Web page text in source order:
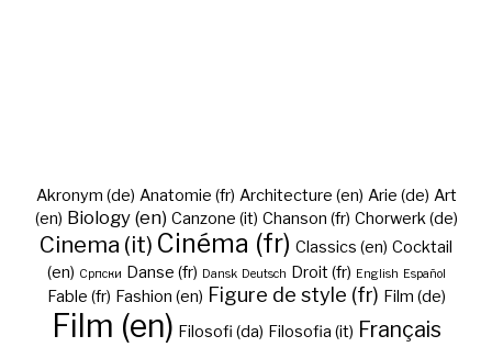
Akronym (de) Anatomie (fr) Architecture (en) Arie (de) Art
(en) Biology (en) Canzone (it) Chanson (fr) Chorwerk (de)
Cinema (it) Cinéma (fr) Classics (en) Cocktail
(en) Cрпски Danse (fr) Dansk Deutsch Droit (fr) English Español
Fable (fr) Fashion (en) Figure de style (fr) Film (de)
Film (en) Filosofi (da) Filosofia (it) Français